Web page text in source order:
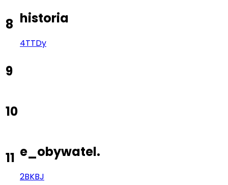
8 historia
4TTDy
9
10
11 e_obywatel.
2BKBJ